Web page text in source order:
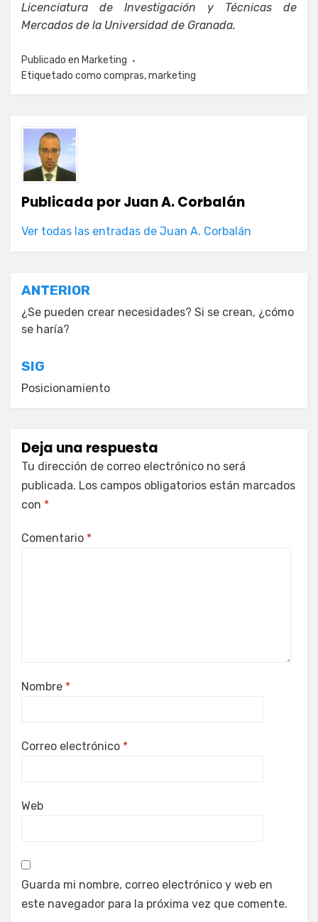
Licenciatura de Investigación y Técnicas de
Mercados de la Universidad de Granada.
Publicado en Marketing
Etiquetado como compras,marketing
Publicada porJuan A. Corbalán
Ver todas las entradas de Juan A. Corbalán
Navegación
de
entradas
ANTERIOR
¿Se pueden crear necesidades? Si se crean, ¿cómo
se haría?
SIG
Posicionamiento
Deja una respuesta
Tu dirección de correo electrónico no será
publicada. Los campos obligatorios están marcados
con *
Comentario *
Nombre *
Correo electrónico *
Web
Guarda mi nombre, correo electrónico y web en
este navegador para la próxima vez que comente.